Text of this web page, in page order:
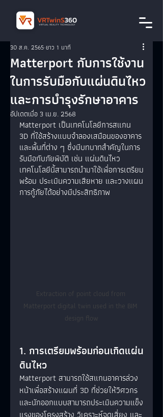
Matterport กับการใช้งาน
ในการรับมือกับแผ่นดินไหว
และการบำรุงรักษาอาคาร
30 ส.ค. 2565 ยาว 1 นาที
อัปเดตเมื่อ 3 เม.ย. 2568
Matterport เป็นเทคโนโลยีการสแกน
3D ที่ใช้สร้างแบบจำลองเสมือนของอาคาร
และพื้นที่ต่าง ๆ ซึ่งมีบทบาทสำคัญในการ
รับมือกับภัยพิบัติ เช่น แผ่นดินไหว
เทคโนโลยีนี้สามารถนำมาใช้เพื่อการเตรียม
พร้อม ประเมินความเสียหาย และวางแผน
การกู้ภัยได้อย่างมีประสิทธิภาพ
Extraction of point cloud from
Matterport digital twin used in the BIM
design flow
1. การเตรียมพร้อมก่อนเกิดแผ่น
ดินไหว
Matterport สามารถใช้สแกนอาคารล่วง
หน้าเพื่อสร้างแผนที่ 3D ที่ช่วยให้วิศวกร
และนักออกแบบสามารถประเมินความแข็ง